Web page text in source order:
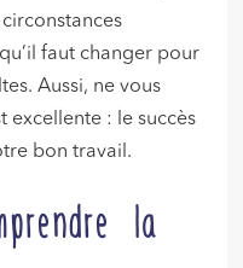
faut changer pour
Aussi, ne vous
excellente : le succès
bon travail.
la